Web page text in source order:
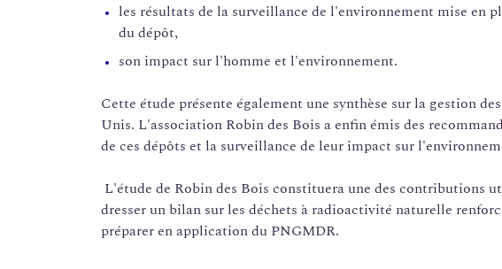
les résultats de la surveillance de l'environnement mise en
du dépôt,
son impact sur l'homme et l'environnement.
Cette étude présente également une synthèse sur la gestion
Unis. L'association Robin des Bois a enfin émis des
de ces dépôts et la surveillance de leur impact sur
L'étude de Robin des Bois constituera une des contributions
dresser un bilan sur les déchets à radioactivité naturelle
préparer en application du PNGMDR.